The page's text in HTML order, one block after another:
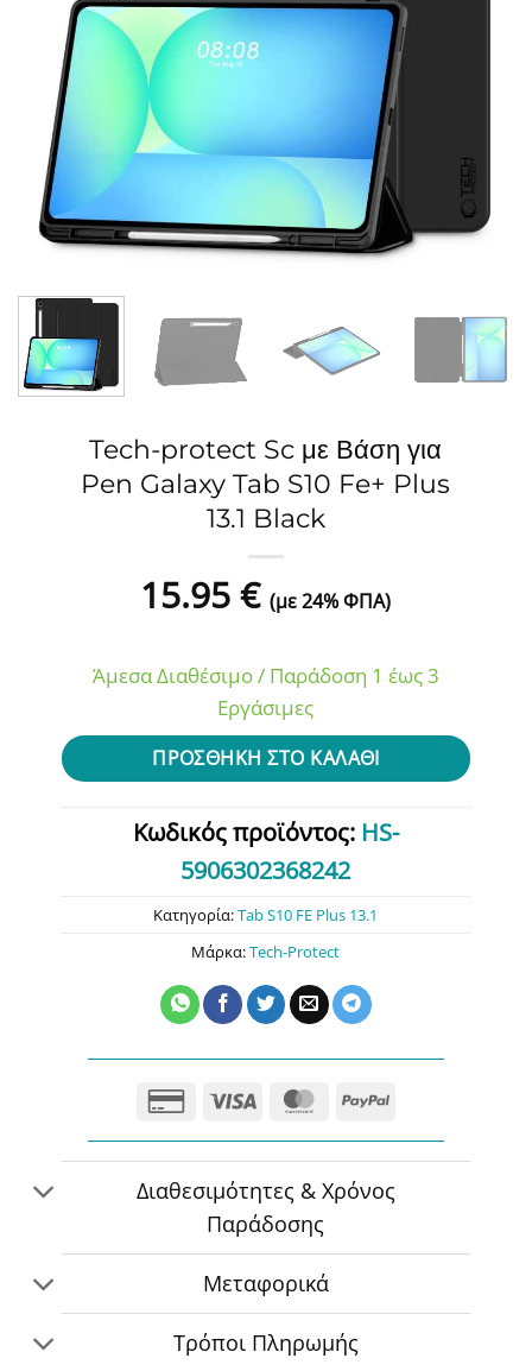
Tech-protect Sc με Βάση για
Pen Galaxy Tab S10 Fe+ Plus
13.1 Black
15.95€ (με 24% ΦΠΑ)
Άμεσα Διαθέσιμο / Παράδοση 1 έως 3
Εργάσιμες
ΠΡΟΣΘΉΚΗ ΣΤΟ ΚΑΛΆΘΙ
Κωδικός προϊόντος: HS-
5906302368242
Κατηγορία:Tab S10 FE Plus 13.1
Μάρκα:Tech-Protect
Credit
2
Visa MasterCard
PayPal
Διαθεσιμότητες & Χρόνος
Παράδοσης
Μεταφορικά
Τρόποι Πληρωμής